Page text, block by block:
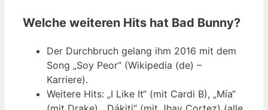
Welche weiteren Hits hat Bad Bunny?
Der Durchbruch gelang ihm 2016 mit dem
Song „Soy Peor“ (Wikipedia (de) –
Karriere).
Weitere Hits: „I Like It“ (mit Cardi B), „Mía“